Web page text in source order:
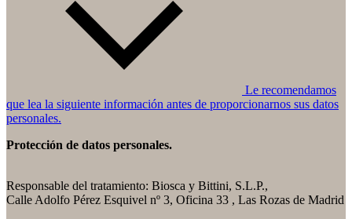
Le recomendamos
que lea la siguiente información antes de proporcionarnos sus datos
personales.
Protección de datos personales.
Responsable del tratamiento: Biosca y Bittini, S.L.P.,
Calle Adolfo Pérez Esquivel nº 3, Oficina 33 , Las Rozas de Madrid